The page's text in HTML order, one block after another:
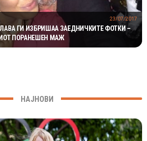
ГИ ИЗБРИШАА ЗАЕДНИЧКИТЕ ФОТКИ –
ПОРАНЕШЕН МАЖ
23/07/2017
НАЈНОВИ